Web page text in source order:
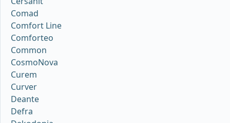
Comad
Comfort Line
Comforteo
Common
CosmoNova
Curem
Curver
Deante
Defra